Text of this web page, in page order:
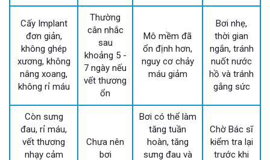
Cấy Implant
đơn giản,
không ghép
xương, không
nâng xoang,
không rỉ máu
Thường
cân nhắc
sau
khoảng 5 -
7 ngày nếu
vết thương
ổn
Mô mềm đã
ổn định hơn,
nguy cơ chảy
máu giảm
Bơi nhẹ,
thời gian
ngắn, tránh
nuốt nước
hồ và tránh
gắng sức
Còn sưng
đau, rỉ máu,
vết thương
nhạy cảm
Chưa nên
bơi
Bơi có thể làm
tăng tuần
hoàn, tăng
sưng đau và
Chờ Bác sĩ
kiểm tra lại
trước khi